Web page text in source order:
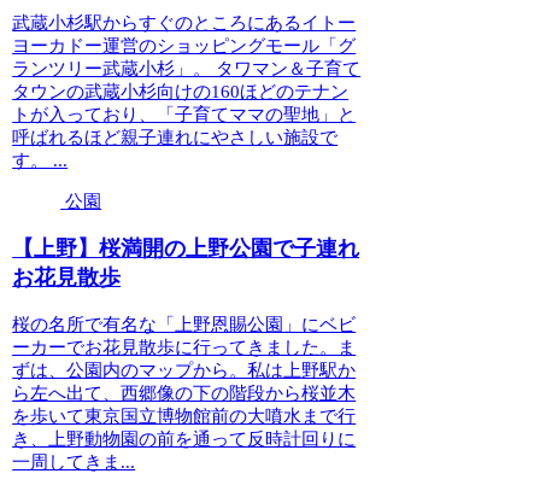
武蔵小杉駅からすぐのところにあるイトー
ヨーカドー運営のショッピングモール「グ
ランツリー武蔵小杉」。 タワマン＆子育て
タウンの武蔵小杉向けの160ほどのテナン
トが入っており、「子育てママの聖地」と
呼ばれるほど親子連れにやさしい施設で
す。 ...
公園
【上野】桜満開の上野公園で子連れ
お花見散歩
桜の名所で有名な「上野恩賜公園」にベビ
ーカーでお花見散歩に行ってきました。ま
ずは、公園内のマップから。私は上野駅か
ら左へ出て、西郷像の下の階段から桜並木
を歩いて東京国立博物館前の大噴水まで行
き、上野動物園の前を通って反時計回りに
一周してきま...